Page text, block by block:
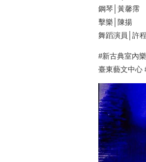
鋼琴│黃馨霈
擊樂│陳揚
舞蹈演員│許
#新古典室內
臺東藝文中心